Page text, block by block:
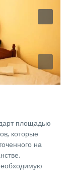
площадью
которые
на